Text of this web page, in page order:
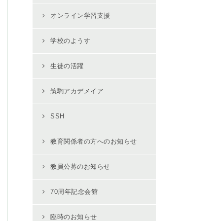
オンライン学習支援
学校のようす
生徒の活躍
筑駒アカデメイア
SSH
教育関係者の方へのお知らせ
教員公募のお知らせ
70周年記念会館
臨時のお知らせ